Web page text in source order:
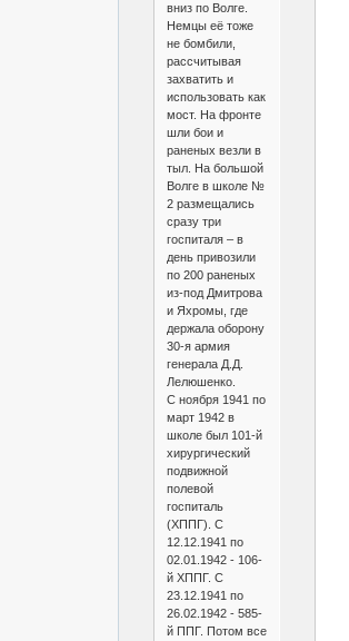
вниз по Волге.
Немцы её тоже
не бомбили,
рассчитывая
захватить и
использовать как
мост. На фронте
шли бои и
раненых везли в
тыл. На большой
Волге в школе №
2 размещались
сразу три
госпиталя – в
день привозили
по 200 раненых
из-под Дмитрова
и Яхромы, где
держала оборону
30-я армия
генерала Д.Д.
Лелюшенко.
С ноября 1941 по
март 1942 в
школе был 101-й
хирургический
подвижной
полевой
госпиталь
(ХППГ). С
12.12.1941 по
02.01.1942 - 106-
й ХППГ. С
23.12.1941 по
26.02.1942 - 585-
й ППГ. Потом все